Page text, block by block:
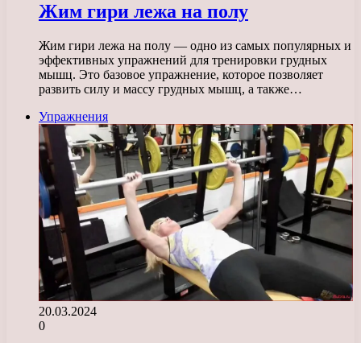
Жим гири лежа на полу
Жим гири лежа на полу — одно из самых популярных и
эффективных упражнений для тренировки грудных
мышц. Это базовое упражнение, которое позволяет
развить силу и массу грудных мышц, а также…
Упражнения
20.03.2024
0